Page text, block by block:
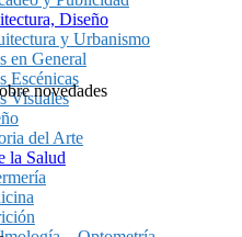
Diseño
y Urbanismo
en General
Escénicas
Visuales
del Arte
la Salud
novedades